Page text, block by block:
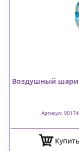
Воздушный
Артикул:
Купить